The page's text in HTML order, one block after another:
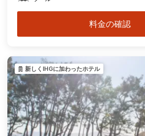
料金の確認
新しくIHGに加わったホテル